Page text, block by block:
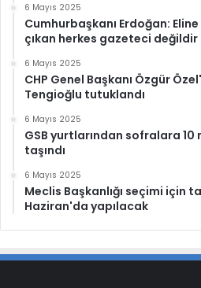
6 Mayıs 2025
Cumhurbaşkanı Erdoğan:
çıkan herkes gazeteci değildir
6 Mayıs 2025
CHP Genel Başkanı Özgür
Tengioğlu tutuklandı
6 Mayıs 2025
GSB yurtlarından sofralara
taşındı
6 Mayıs 2025
Meclis Başkanlığı seçimi için
Haziran'da yapılacak